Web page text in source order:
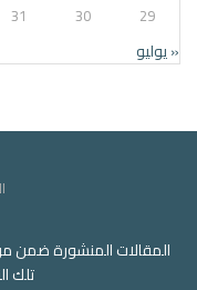
29
30
31
« يوليو
المقالات المنشورة ضمن
تلك